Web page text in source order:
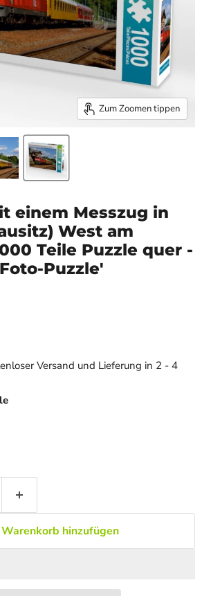
Zum Zoomen tippen
einem Messzug in
West am
Teile Puzzle quer -
Puzzle'
Versand und Lieferung in 2 - 4
hinzufügen